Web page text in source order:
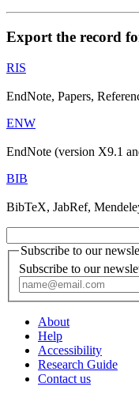
Export the record
RIS
EndNote, Papers,
ENW
EndNote (version X9.1
BIB
BibTeX, JabRef,
Subscribe to our
Subscribe to our
About
Help
Accessibility
Research Guide
Contact us